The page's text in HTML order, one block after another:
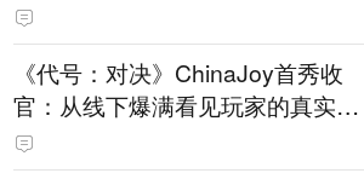
《代号：对决》ChinaJoy首秀收
官：从线下爆满看见玩家的真实期
待